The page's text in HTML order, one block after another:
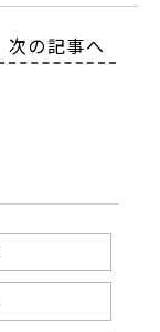
次の記事へ